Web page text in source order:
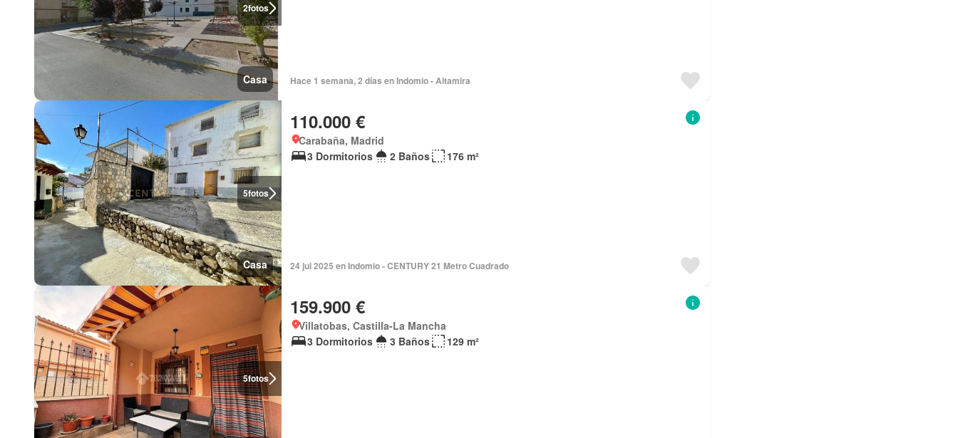
2fotos
Casa Hace 1 semana, 2 días en Indomio - Altamira
5fotos
Casa
110.000 €
Carabaña, Madrid
3 Dormitorios
2 Baños 176 m²
24 jul 2025 en Indomio - CENTURY 21 Metro Cuadrado
5fotos
159.900 €
Villatobas, Castilla-La Mancha
3 Dormitorios
3 Baños 129 m²